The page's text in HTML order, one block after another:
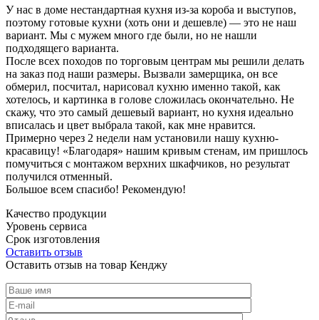
У нас в доме нестандартная кухня из-за короба и выступов,
поэтому готовые кухни (хоть они и дешевле) — это не наш
вариант. Мы с мужем много где были, но не нашли
подходящего варианта.
После всех походов по торговым центрам мы решили делать
на заказ под наши размеры. Вызвали замерщика, он все
обмерил, посчитал, нарисовал кухню именно такой, как
хотелось, и картинка в голове сложилась окончательно. Не
скажу, что это самый дешевый вариант, но кухня идеально
вписалась и цвет выбрала такой, как мне нравится.
Примерно через 2 недели нам установили нашу кухню-
красавицу! «Благодаря» нашим кривым стенам, им пришлось
помучиться с монтажом верхних шкафчиков, но результат
получился отменный.
Большое всем спасибо! Рекомендую!
Качество продукции
Уровень сервиса
Срок изготовления
Оставить отзыв
Оставить отзыв на товар Кенджу